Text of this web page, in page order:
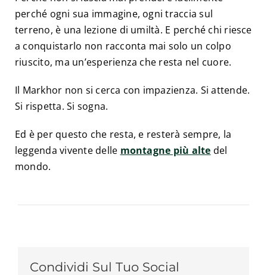
perché ogni sua immagine, ogni traccia sul
terreno, è una lezione di umiltà. E perché chi riesce
a conquistarlo non racconta mai solo un colpo
riuscito, ma un’esperienza che resta nel cuore.
Il Markhor non si cerca con impazienza. Si attende.
Si rispetta. Si sogna.
Ed è per questo che resta, e resterà sempre, la
leggenda vivente delle montagne più alte del
mondo.
Condividi Sul Tuo Social